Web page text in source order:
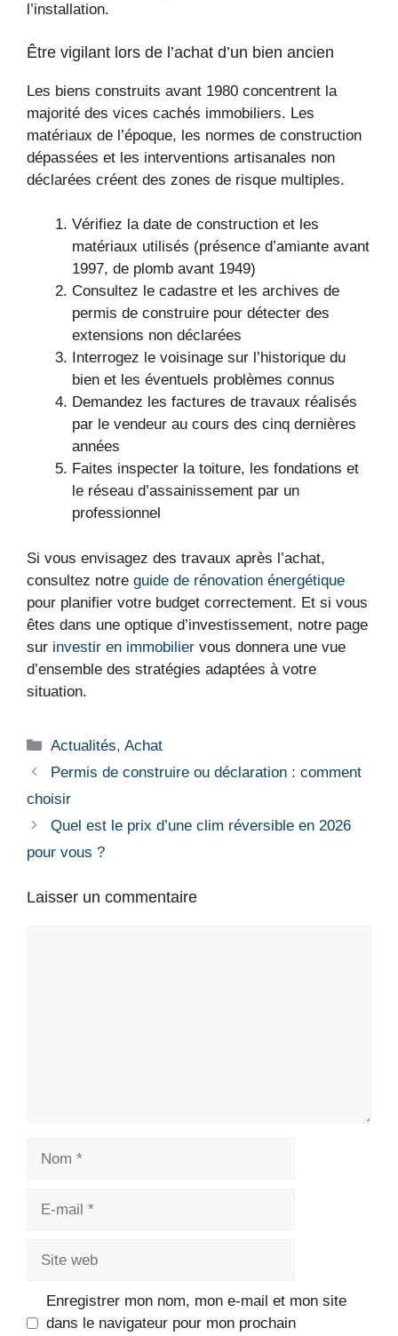
l’installation.
Être vigilant lors de l’achat d’un bien ancien
Les biens construits avant 1980 concentrent la
majorité des vices cachés immobiliers. Les
matériaux de l’époque, les normes de construction
dépassées et les interventions artisanales non
déclarées créent des zones de risque multiples.
Vérifiez la date de construction et les
matériaux utilisés (présence d’amiante avant
1997, de plomb avant 1949)
Consultez le cadastre et les archives de
permis de construire pour détecter des
extensions non déclarées
Interrogez le voisinage sur l’historique du
bien et les éventuels problèmes connus
Demandez les factures de travaux réalisés
par le vendeur au cours des cinq dernières
années
Faites inspecter la toiture, les fondations et
le réseau d’assainissement par un
professionnel
Si vous envisagez des travaux après l’achat,
consultez notre guide de rénovation énergétique
pour planifier votre budget correctement. Et si vous
êtes dans une optique d’investissement, notre page
sur investir en immobilier vous donnera une vue
d’ensemble des stratégies adaptées à votre
situation.
Catégories
Actualités,Achat
Permis de construire ou déclaration : comment
choisir
Quel est le prix d’une clim réversible en 2026
pour vous ?
Laisser un commentaire
Enregistrer mon nom, mon e-mail et mon site
dans le navigateur pour mon prochain